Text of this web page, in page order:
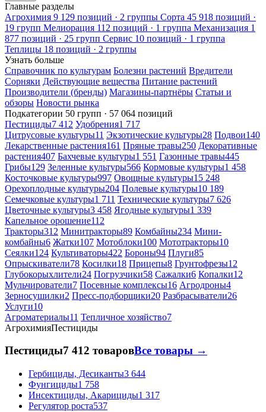
Главные разделы
Агрохимия 9 129 позиций · 2 группы Сорта 45 918 позиций ·
19 групп Мелиорация 112 позиций · 1 группа Механизация 1
877 позиций · 25 групп Сервис 10 позиций · 1 группа
Теплицы 18 позиций · 2 группы
Узнать больше
Справочник по культурам Болезни растений Вредители
Сорняки Действующие вещества Питание растений
Производители (бренды) Магазины-партнёры Статьи и
обзоры Новости рынка
Подкатегории 50 групп · 57 064 позиций
Пестициды7 412 Удобрения1 717
Цитрусовые культуры11 Экзотические культуры28 Подвои140
Лекарственные растения161 Пряные травы250 Декоративные
растения407 Бахчевые культуры1 551 Газонные травы445
Грибы129 Зеленные культуры566 Кормовые культуры1 458
Косточковые культуры997 Овощные культуры15 248
Орехоплодные культуры204 Полевые культуры10 189
Семечковые культуры1 711 Технические культуры7 626
Цветочные культуры3 458 Ягодные культуры1 339
Капельное орошение112
Тракторы312 Минитракторы89 Комбайны234 Мини-
комбайны6 Жатки107 Мотоблоки100 Мототракторы10
Сеялки124 Культиваторы422 Бороны94 Плуги85
Опрыскиватели78 Косилки18 Прицепы8 Грунтофрезы12
Глубокорыхлители24 Погрузчики58 Сажалки6 Копалки12
Мульчирователи7 Посевные комплексы16 Агродроны4
Зерносушилки2 Пресс-подборщики20 Разбрасыватели26
Услуги10
Агроматериалы11 Тепличное хозяйство7
АгрохимияПестициды
Пестициды7 412 товаровВсе товары →
Гербициды, Десиканты3 644
Фунгициды1 758
Инсектициды, Акарициды1 317
Регулятор роста537